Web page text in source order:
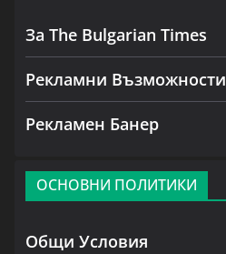
За The Bulgarian Times
Рекламни Възможности
Рекламен Банер
ОСНОВНИ ПОЛИТИКИ
Общи Условия